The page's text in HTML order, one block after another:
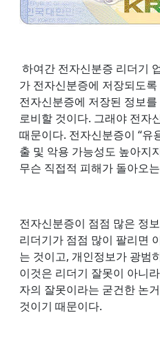
하여간 전자신분증 리더기
가 전자신분증에 저장되도
전자신분증에 저장된 정보
로비할 것이다. 그래야 전자
때문이다. 전자신분증이 “유
출 및 악용 가능성도 높아지
무슨 직접적 피해가 돌아오
전자신분증이 점점 많은 정
리더기가 점점 많이 팔리면
는 것이고, 개인정보가 광범
이것은 리더기 잘못이 아니
자의 잘못이라는 굳건한 논
것이기 때문이다.